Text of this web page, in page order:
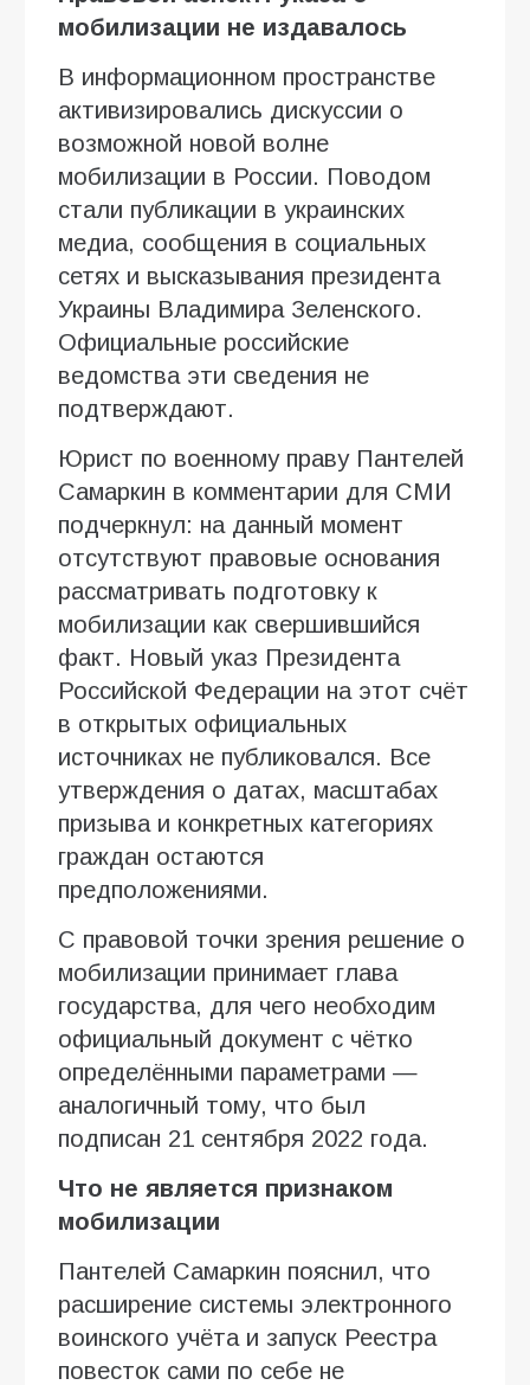
мобилизации не издавалось
В информационном пространстве
активизировались дискуссии о
возможной новой волне
мобилизации в России. Поводом
стали публикации в украинских
медиа, сообщения в социальных
сетях и высказывания президента
Украины Владимира Зеленского.
Официальные российские
ведомства эти сведения не
подтверждают.
Юрист по военному праву Пантелей
Самаркин в комментарии для СМИ
подчеркнул: на данный момент
отсутствуют правовые основания
рассматривать подготовку к
мобилизации как свершившийся
факт. Новый указ Президента
Российской Федерации на этот счёт
в открытых официальных
источниках не публиковался. Все
утверждения о датах, масштабах
призыва и конкретных категориях
граждан остаются
предположениями.
С правовой точки зрения решение о
мобилизации принимает глава
государства, для чего необходим
официальный документ с чётко
определёнными параметрами —
аналогичный тому, что был
подписан 21 сентября 2022 года.
Что не является признаком
мобилизации
Пантелей Самаркин пояснил, что
расширение системы электронного
воинского учёта и запуск Реестра
повесток сами по себе не